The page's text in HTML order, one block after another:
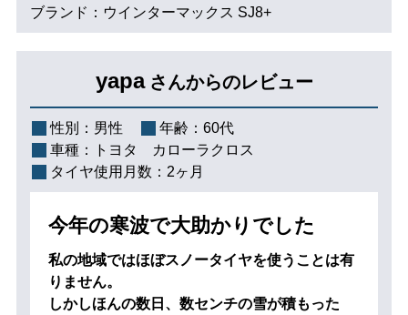
ブランド：ウインターマックス SJ8+
yapa さんからのレビュー
性別： 男性 年齢： 60代
車種：
トヨタ カローラクロス
タイヤ使用月数： 2ヶ月
今年の寒波で大助かりでした
私の地域ではほぼスノータイヤを使うことは有
りません。
しかしほんの数日、数センチの雪が積もった